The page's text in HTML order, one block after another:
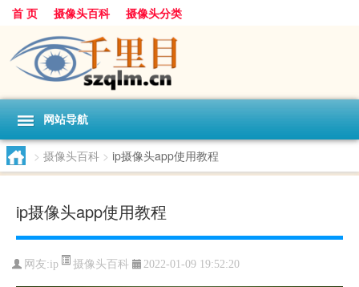
首 页 摄像头百科 摄像头分类
网站导航
> 摄像头百科 > ip摄像头app使用教程
ip摄像头app使用教程
网友:ip 摄像头百科 2022-01-09 19:52:20